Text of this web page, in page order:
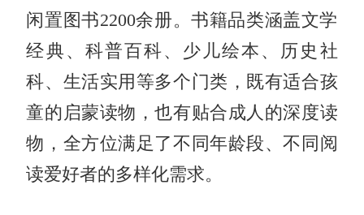
闲置图书2200余册。书籍品类涵盖文学
经典、科普百科、少儿绘本、历史社
科、生活实用等多个门类，既有适合孩
童的启蒙读物，也有贴合成人的深度读
物，全方位满足了不同年龄段、不同阅
读爱好者的多样化需求。